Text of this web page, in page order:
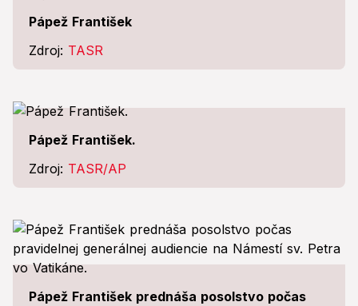
Pápež František
Zdroj: TASR
Pápež František.
Zdroj: TASR/AP
Pápež František prednáša posolstvo počas